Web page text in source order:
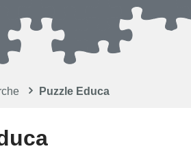
Puzzle Educa